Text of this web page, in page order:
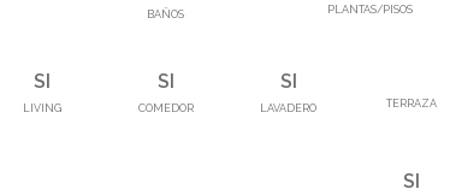
BAÑOS PLANTAS/PISOS
SI
LIVING
SI
COMEDOR
SI
LAVADERO TERRAZA
SI